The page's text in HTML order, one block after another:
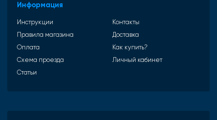
Информация
Инструкции
Контакты
Правила магазина
Доставка
Оплата
Как купить?
Схема проезда
Личный кабинет
Статьи